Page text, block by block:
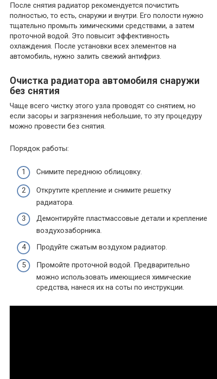
После снятия радиатор рекомендуется почистить
полностью, то есть, снаружи и внутри. Его полости нужно
тщательно промыть химическими средствами, а затем
проточной водой. Это повысит эффективность
охлаждения. После установки всех элементов на
автомобиль, нужно залить свежий антифриз.
Очистка радиатора автомобиля снаружи
без снятия
Чаще всего чистку этого узла проводят со снятием, но
если засоры и загрязнения небольшие, то эту процедуру
можно провести без снятия.
Порядок работы:
Снимите переднюю облицовку.
Открутите крепление и снимите решетку
радиатора.
Демонтируйте пластмассовые детали и крепление
воздухозаборника.
Продуйте сжатым воздухом радиатор.
Промойте проточной водой. Предварительно
можно использовать имеющиеся химические
средства, нанеся их на соты по инструкции.